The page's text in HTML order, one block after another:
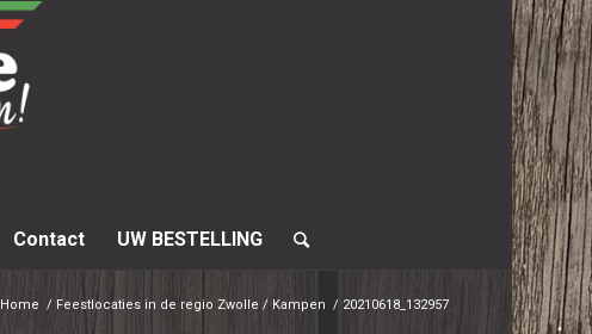
Contact UW BESTELLING
Home / Feestlocaties in de regio Zwolle / Kampen / 20210618_132957